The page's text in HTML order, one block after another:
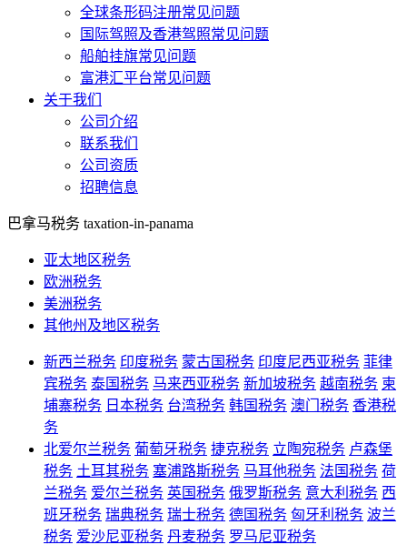
全球条形码注册常见问题
国际驾照及香港驾照常见问题
船舶挂旗常见问题
富港汇平台常见问题
关于我们
公司介绍
联系我们
公司资质
招聘信息
巴拿马税务 taxation-in-panama
亚太地区税务
欧洲税务
美洲税务
其他州及地区税务
新西兰税务 印度税务 蒙古国税务 印度尼西亚税务 菲律
宾税务 泰国税务 马来西亚税务 新加坡税务 越南税务 柬
埔寨税务 日本税务 台湾税务 韩国税务 澳门税务 香港税
务
北爱尔兰税务 葡萄牙税务 捷克税务 立陶宛税务 卢森堡
税务 土耳其税务 塞浦路斯税务 马耳他税务 法国税务 荷
兰税务 爱尔兰税务 英国税务 俄罗斯税务 意大利税务 西
班牙税务 瑞典税务 瑞士税务 德国税务 匈牙利税务 波兰
税务 爱沙尼亚税务 丹麦税务 罗马尼亚税务